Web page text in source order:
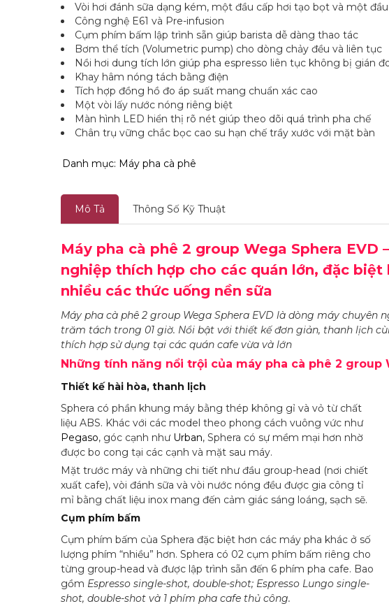
Vòi hơi đánh sữa dạng kém, một đầu cấp hơi tạo bọt và một
Công nghệ E61 và Pre-infusion
Cụm phím bấm lập trình sẵn giúp barista dễ dàng thao tác
Bơm thể tích (Volumetric pump) cho dòng chảy đều và liên tục
Nồi hơi dung tích lớn giúp pha espresso liên tục không bị gián
Khay hâm nóng tách bằng điện
Tích hợp đồng hồ đo áp suất mang chuẩn xác cao
Một vòi lấy nước nóng riêng biệt
Màn hình LED hiển thị rõ nét giúp theo dõi quá trình pha chế
Chân trụ vững chắc bọc cao su hạn chế trầy xước với mặt bàn
Danh mục: Máy pha cà phê
Mô Tả Thông Số Kỹ Thuật
Máy pha cà phê 2 group Wega Sphera EVD
nghiệp thích hợp cho các quán lớn, đặc biệt
nhiều các thức uống nền sữa
Máy pha cà phê 2 group Wega Sphera EVD là dòng máy chuyên
trăm tách trong 01 giờ. Nổi bật với thiết kế đơn giản, thanh lịch
thích hợp sử dụng tại các quán cafe vừa và lớn
Những tính năng nổi trội của máy pha cà phê 2 group
Thiết kế hài hòa, thanh lịch
Sphera có phần khung máy bằng thép không gỉ và vỏ từ chất
liệu ABS. Khác với các model theo phong cách vuông vức như
Pegaso, góc cạnh như Urban, Sphera có sự mềm mại hơn nhờ
được bo cong tại các cạnh và mặt sau máy.
Mặt trước máy và những chi tiết như đầu group-head (nơi chiết
xuất cafe), vòi đánh sữa và vòi nước nóng đều được gia công tỉ
mỉ bằng chất liệu inox mang đến cảm giác sáng loáng, sạch sẽ.
Cụm phím bấm
Cụm phím bấm của Sphera đặc biệt hơn các máy pha khác ở số
lượng phím “nhiều” hơn. Sphera có 02 cụm phím bấm riêng cho
từng group-head và được lập trình sẵn đến 6 phím pha cafe. Bao
gồm Espresso single-shot, double-shot; Espresso Lungo single-
shot, double-shot và 1 phím pha cafe thủ công.